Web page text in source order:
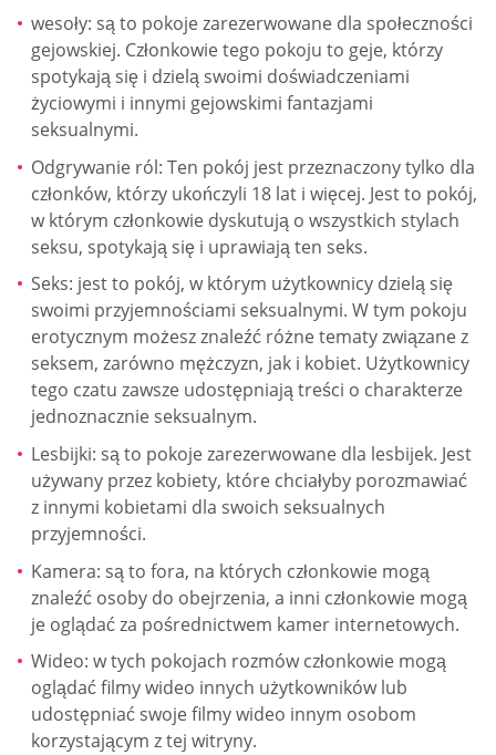
wesoły: są to pokoje zarezerwowane dla społeczności
gejowskiej. Członkowie tego pokoju to geje, którzy
spotykają się i dzielą swoimi doświadczeniami
życiowymi i innymi gejowskimi fantazjami
seksualnymi.
Odgrywanie ról: Ten pokój jest przeznaczony tylko dla
członków, którzy ukończyli 18 lat i więcej. Jest to pokój,
w którym członkowie dyskutują o wszystkich stylach
seksu, spotykają się i uprawiają ten seks.
Seks: jest to pokój, w którym użytkownicy dzielą się
swoimi przyjemnościami seksualnymi. W tym pokoju
erotycznym możesz znaleźć różne tematy związane z
seksem, zarówno mężczyzn, jak i kobiet. Użytkownicy
tego czatu zawsze udostępniają treści o charakterze
jednoznacznie seksualnym.
Lesbijki: są to pokoje zarezerwowane dla lesbijek. Jest
używany przez kobiety, które chciałyby porozmawiać
z innymi kobietami dla swoich seksualnych
przyjemności.
Kamera: są to fora, na których członkowie mogą
znaleźć osoby do obejrzenia, a inni członkowie mogą
je oglądać za pośrednictwem kamer internetowych.
Wideo: w tych pokojach rozmów członkowie mogą
oglądać filmy wideo innych użytkowników lub
udostępniać swoje filmy wideo innym osobom
korzystającym z tej witryny.